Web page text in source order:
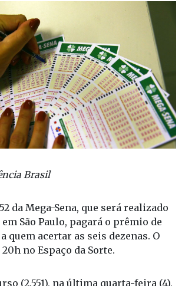
Brasil
da Mega-Sena, que será realizado
São Paulo, pagará o prêmio de
quem acertar as seis dezenas. O
no Espaço da Sorte.
(2.551), na última quarta-feira (4),